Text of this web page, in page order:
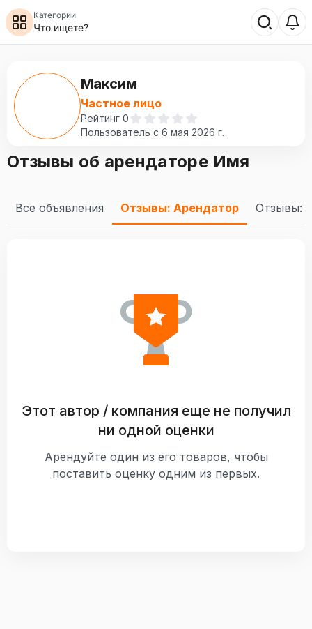
Категории
Что ищете?
Максим
Частное лицо
Рейтинг 0
Пользователь с 6 мая 2026 г.
Отзывы об арендаторе Имя
Все объявления Отзывы: Арендатор Отзывы:
Этот автор / компания еще не получил
ни одной оценки
Арендуйте один из его товаров, чтобы
поставить оценку одним из первых.